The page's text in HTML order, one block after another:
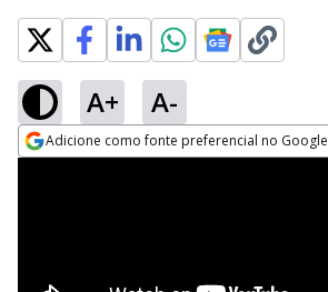
A+ A-
Adicione como fonte preferencial no Google